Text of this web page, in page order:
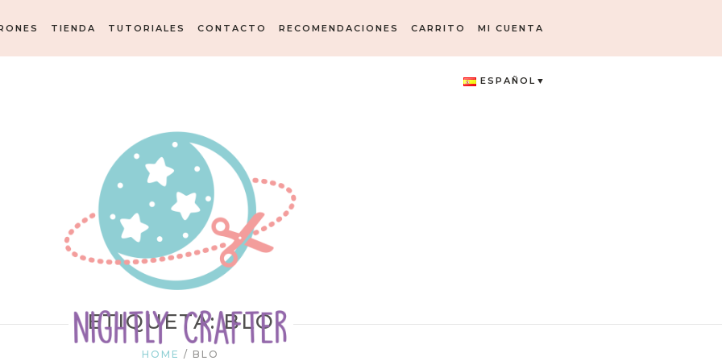
TIENDA TUTORIALES CONTACTO RECOMENDACIONES CARRITO MI CUENTA
ESPAÑOL
ETIQUETA: BLO
HOME / BLO